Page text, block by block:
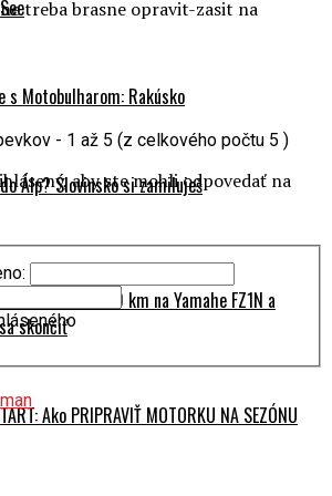
s Motobulharom: Rakúsko
Álp? Slovinsko si zamiluješ
svetom: 245 000 km na Yamahe FZ1N a
skončiť
Ako PRIPRAVIŤ MOTORKU NA SEZÓNU
treba brasne opravit-zasit na
- 1 až 5 (z celkového počtu 5 )
aby ste mohli odpovedať na